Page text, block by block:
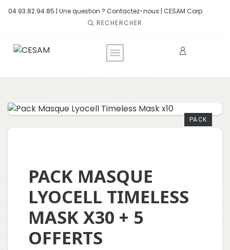
04.93.82.94.85 |Une question ? Contactez-nous |CESAM Corp
RECHERCHER
PACK
PACK MASQUE
LYOCELL TIMELESS
MASK X30 + 5
OFFERTS